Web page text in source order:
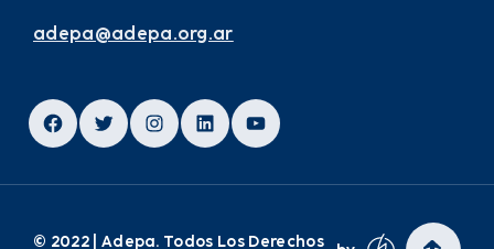
adepa@adepa.org.ar
Facebook
TwitterInstagram
LinkedInYouTube
© 2022 | Adepa. Todos Los Derechos